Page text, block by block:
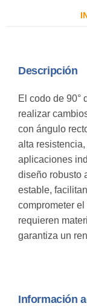
Descripción
El codo de 90°
realizar
con ángulo
alta
aplicaciones
diseño robusto
estable,
comprometer
requieren
garantiza un
Información